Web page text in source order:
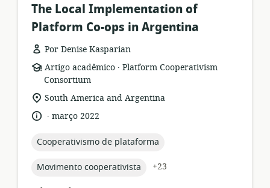
The Local Implementation of
Platform Co-ops in Argentina
Por Denise Kasparian
formato
de
recurso:
Artigo acadêmico .
Editor:Platform Cooperativism
Consortium
local
relevância:
South America and Argentina
idioma:
.
data
publicação:
março 2022
topic:
Cooperativismo de plataforma
topic:
Movimento cooperativista
+23